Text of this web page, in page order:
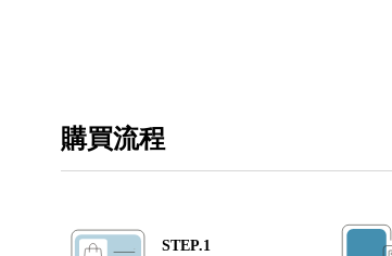
購買流程
STEP.1